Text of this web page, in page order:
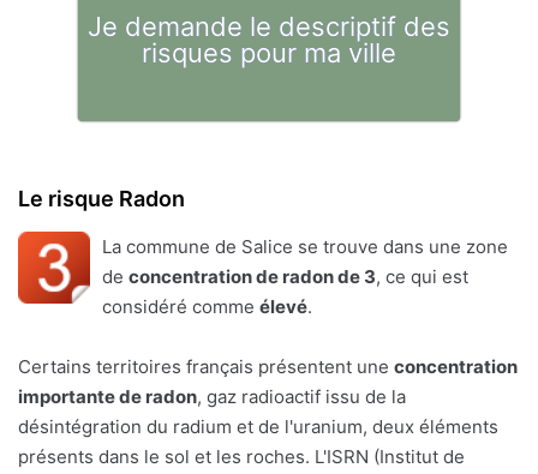
Je demande le descriptif des
risques pour ma ville
Le risque Radon
La commune de Salice se trouve dans une zone
de concentration de radon de 3, ce qui est
considéré comme élevé.
Certains territoires français présentent une concentration
importante de radon, gaz radioactif issu de la
désintégration du radium et de l'uranium, deux éléments
présents dans le sol et les roches. L'ISRN (Institut de